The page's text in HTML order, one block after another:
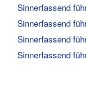
Sinnerfassend
Sinnerfassend
Sinnerfassend
Sinnerfassend